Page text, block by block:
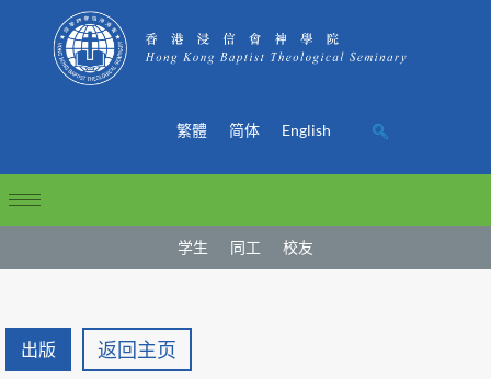
繁體 简体 English
学生 同工 校友
出版 返回主页